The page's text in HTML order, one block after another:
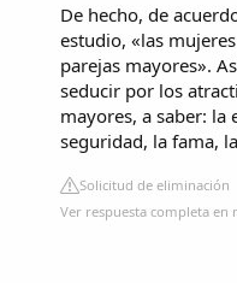
De hecho, de
estudio, «las
parejas mayores».
seducir por los
mayores, a saber: la
seguridad, la fama,
Solicitud de eliminación
Ver respuesta completa en